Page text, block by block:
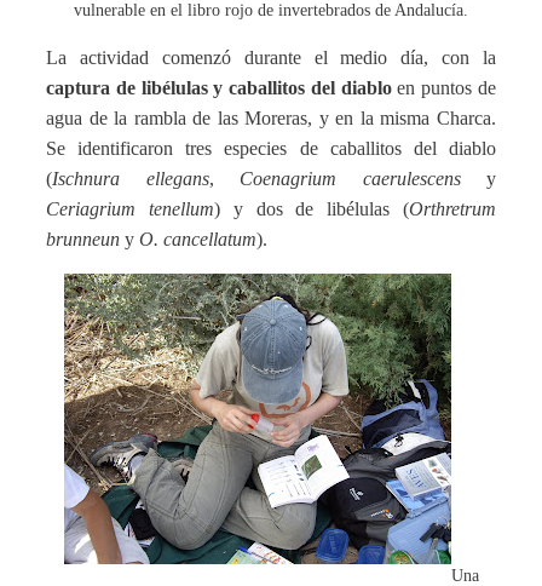
vulnerable en el libro rojo de invertebrados de Andalucía.
La actividad comenzó durante el medio día, con la
captura de libélulas y caballitos del diabloen puntos de
agua de la rambla de las Moreras, y en la misma Charca.
Se identificaron tres especies de caballitos del diablo
(Ischnura ellegans, Coenagrium caerulescensy
Ceriagrium tenellum) y dos de libélulas (Orthretrum
brunneun y O. cancellatum).
Una